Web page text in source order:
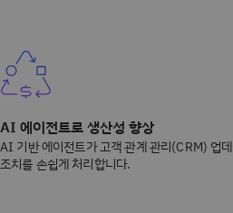
AI 에이전트로 생산성 향상
AI 기반 에이전트가 고객 관계 관리(CRM) 업
조치를 손쉽게 처리합니다.